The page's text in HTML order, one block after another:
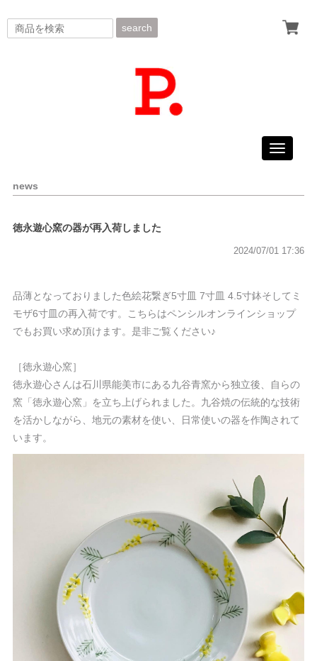
search
Toggle
news
徳永遊心窯の器が再入荷しました
2024/07/01 17:36
品薄となっておりました色絵花繋ぎ5寸皿 7寸皿 4.5寸鉢そしてミ
モザ6寸皿の再入荷です。こちらはペンシルオンラインショップ
でもお買い求め頂けます。是非ご覧ください♪
［徳永遊心窯］
徳永遊心さんは石川県能美市にある九谷青窯から独立後、自らの
窯「徳永遊心窯」を立ち上げられました。九谷焼の伝統的な技術
を活かしながら、地元の素材を使い、日常使いの器を作陶されて
います。